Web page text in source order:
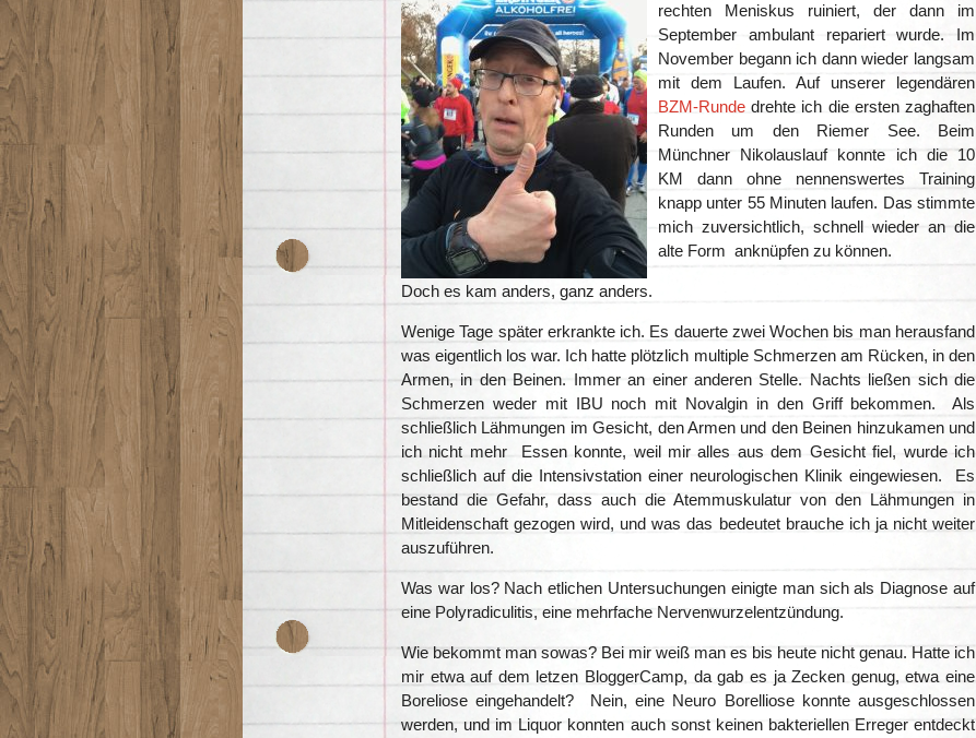
rechten Meniskus ruiniert, der dann im
September ambulant repariert wurde. Im
November begann ich dann wieder langsam
mit dem Laufen. Auf unserer legendären
BZM-Runde drehte ich die ersten zaghaften
Runden um den Riemer See. Beim
Münchner Nikolauslauf konnte ich die 10
KM dann ohne nennenswertes Training
knapp unter 55 Minuten laufen. Das stimmte
mich zuversichtlich, schnell wieder an die
alte Form anknüpfen zu können.
Doch es kam anders, ganz anders.
Wenige Tage später erkrankte ich. Es dauerte zwei Wochen bis man herausfand
was eigentlich los war. Ich hatte plötzlich multiple Schmerzen am Rücken, in den
Armen, in den Beinen. Immer an einer anderen Stelle. Nachts ließen sich die
Schmerzen weder mit IBU noch mit Novalgin in den Griff bekommen. Als
schließlich Lähmungen im Gesicht, den Armen und den Beinen hinzukamen und
ich nicht mehr Essen konnte, weil mir alles aus dem Gesicht fiel, wurde ich
schließlich auf die Intensivstation einer neurologischen Klinik eingewiesen. Es
bestand die Gefahr, dass auch die Atemmuskulatur von den Lähmungen in
Mitleidenschaft gezogen wird, und was das bedeutet brauche ich ja nicht weiter
auszuführen.
Was war los? Nach etlichen Untersuchungen einigte man sich als Diagnose auf
eine Polyradiculitis, eine mehrfache Nervenwurzelentzündung.
Wie bekommt man sowas? Bei mir weiß man es bis heute nicht genau. Hatte ich
mir etwa auf dem letzen BloggerCamp, da gab es ja Zecken genug, etwa eine
Boreliose eingehandelt? Nein, eine Neuro Borelliose konnte ausgeschlossen
werden, und im Liquor konnten auch sonst keinen bakteriellen Erreger entdeckt